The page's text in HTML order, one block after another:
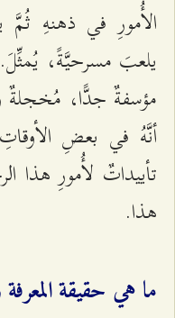
الأُمورِ في ذهنهِ ثُمَّ
یلعبَ مسرحیَّةً،
مؤسفةٌ جدًّا، مُخجلةٌ
أنَّهُ في بعضِ
تأییداتٌ لأُمورِ هذا
هذا.
ما هي حقيقة